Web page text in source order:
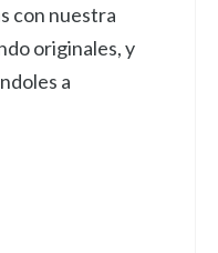
con nuestra
originales, y
a